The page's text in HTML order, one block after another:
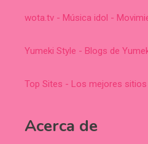
wota.tv - Música idol -
Yumeki Style - Blogs de
Top Sites - Los mejores
Acerca de